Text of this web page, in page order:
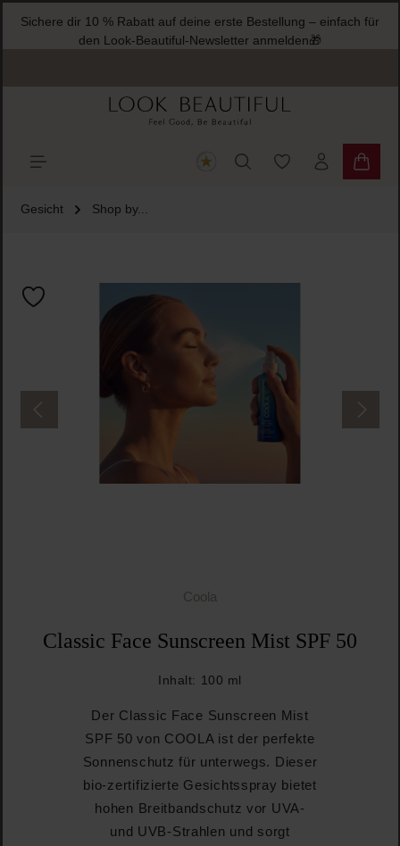
springen
Sichere dir 10 % Rabatt auf deine erste Bestellung – einfach für
den Look-Beautiful-Newsletter anmelden🎁
Du hast 0
Gesicht Shop by...
Coola
Classic Face Sunscreen Mist SPF 50
Inhalt: 100 ml
Der Classic Face Sunscreen Mist
SPF 50 von COOLA ist der perfekte
Sonnenschutz für unterwegs. Dieser
bio-zertifizierte Gesichtsspray bietet
hohen Breitbandschutz vor UVA-
und UVB-Strahlen und sorgt